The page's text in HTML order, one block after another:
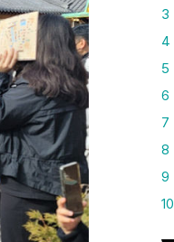
3
4
5
6
7
8
9
10